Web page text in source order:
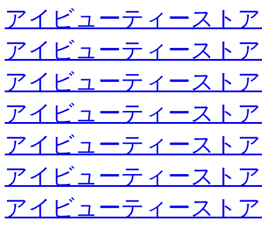
アイビューティースト
アイビューティースト
アイビューティースト
アイビューティースト
アイビューティースト
アイビューティースト
アイビューティースト